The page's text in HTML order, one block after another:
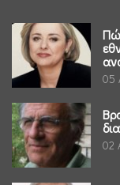
05
02